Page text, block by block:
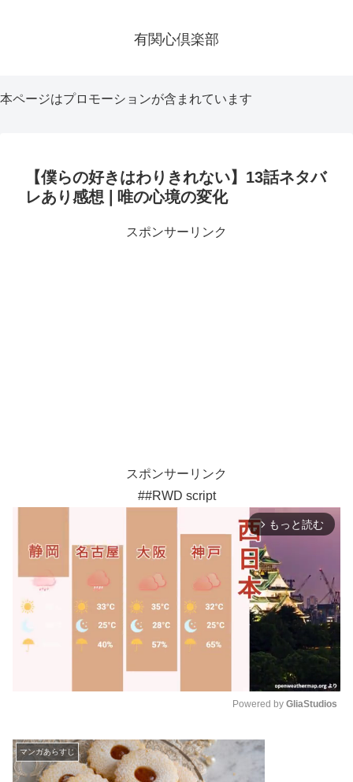
有関心倶楽部
本ページはプロモーションが含まれています
【僕らの好きはわりきれない】13話ネタバ
レあり感想❘唯の心境の変化
スポンサーリンク
スポンサーリンク
##RWD script
arrow_forward_ios もっと読む
Powered by GliaStudios
マンガあらすじ